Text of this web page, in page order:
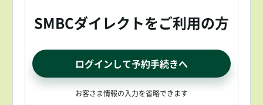
SMBCダイレクトをご利用の方
ログインして予約手続きへ
お客さま情報の入力を省略できます